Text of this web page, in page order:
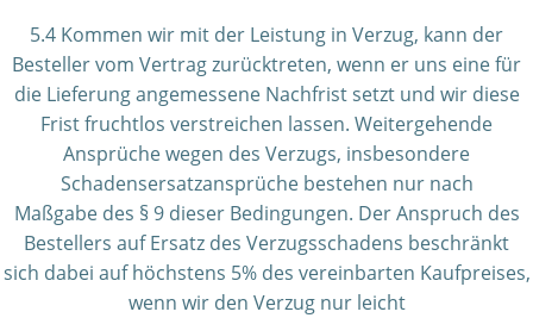
5.4 Kommen wir mit der Leistung in Verzug, kann der
Besteller vom Vertrag zurücktreten, wenn er uns eine für
die Lieferung angemessene Nachfrist setzt und wir diese
Frist fruchtlos verstreichen lassen. Weitergehende
Ansprüche wegen des Verzugs, insbesondere
Schadensersatzansprüche bestehen nur nach
Maßgabe des § 9 dieser Bedingungen. Der Anspruch des
Bestellers auf Ersatz des Verzugsschadens beschränkt
sich dabei auf höchstens 5% des vereinbarten Kaufpreises,
wenn wir den Verzug nur leicht